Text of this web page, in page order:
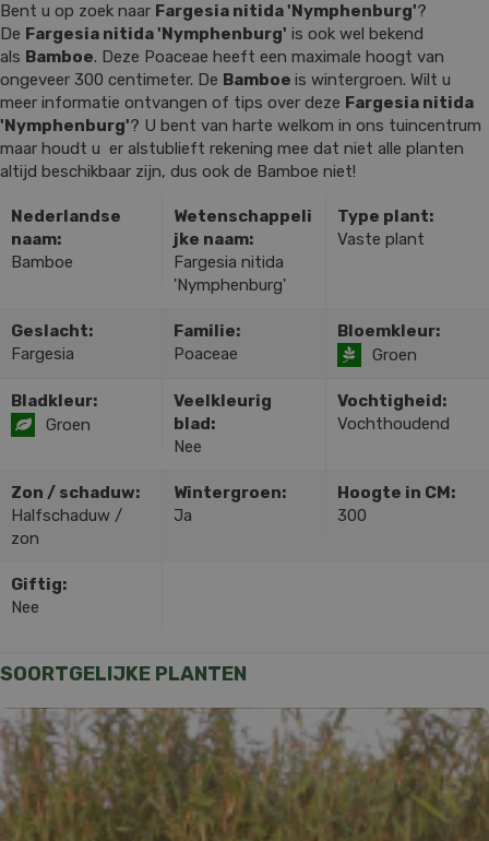
Bent u op zoek naar Fargesia nitida 'Nymphenburg'?
De Fargesia nitida 'Nymphenburg' is ook wel bekend
als Bamboe. Deze Poaceae heeft een maximale hoogt van
ongeveer 300 centimeter. De Bamboe is wintergroen. Wilt u
meer informatie ontvangen of tips over deze Fargesia nitida
'Nymphenburg'? U bent van harte welkom in ons tuincentrum
maar houdt u er alstublieft rekening mee dat niet alle planten
altijd beschikbaar zijn, dus ook de Bamboe niet!
Nederlandse
naam:
Bamboe
Wetenschappeli
jke naam:
Fargesia nitida
'Nymphenburg'
Type plant:
Vaste plant
Geslacht:
Fargesia
Familie:
Poaceae
Bloemkleur:
Groen
Bladkleur:
Groen
Veelkleurig
blad:
Nee
Vochtigheid:
Vochthoudend
Zon / schaduw:
Halfschaduw /
zon
Wintergroen:
Ja
Hoogte in CM:
300
Giftig:
Nee
SOORTGELIJKE PLANTEN